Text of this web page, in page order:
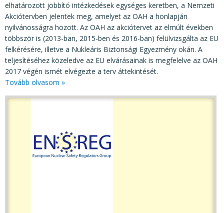
elhatározott jobbító intézkedések egységes keretben, a Nemzeti
Akciótervben jelentek meg, amelyet az OAH a honlapján
nyilvánosságra hozott. Az OAH az akciótervet az elmúlt években
többször is (2013-ban, 2015-ben és 2016-ban) felülvizsgálta az EU
felkérésére, illetve a Nukleáris Biztonsági Egyezmény okán. A
teljesítéséhez közeledve az EU elvárásainak is megfelelve az OAH
2017 végén ismét elvégezte a terv áttekintését.
Tovább olvasom »